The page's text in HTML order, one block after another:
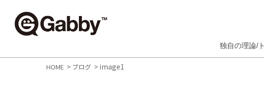
独自の理論/
HOME > ブログ > image1